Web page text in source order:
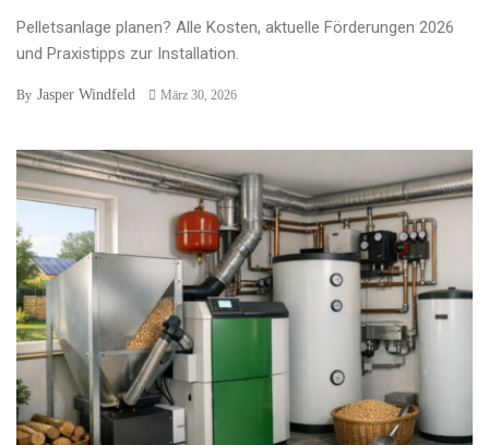
Pelletsanlage planen? Alle Kosten, aktuelle Förderungen 2026
und Praxistipps zur Installation.
By Jasper Windfeld März 30, 2026